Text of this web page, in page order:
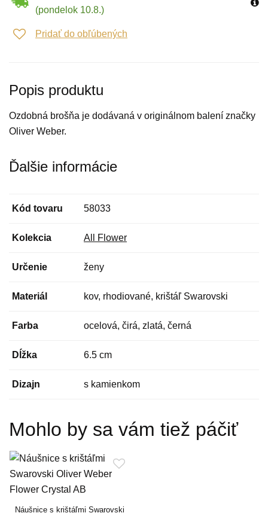
(pondelok 10.8.)
Pridať do obľúbených
Popis produktu
Ozdobná brošňa je dodávaná v originálnom balení značky
Oliver Weber.
Ďalšie informácie
Kód tovaru 58033
Kolekcia All Flower
Určenie ženy
Materiál kov, rhodiované, krištáľ Swarovski
Farba ocelová, čirá, zlatá, černá
Dĺžka 6.5 cm
Dizajn s kamienkom
Mohlo by sa vám tiež páčiť
Náušnice s krištáľmi Swarovski